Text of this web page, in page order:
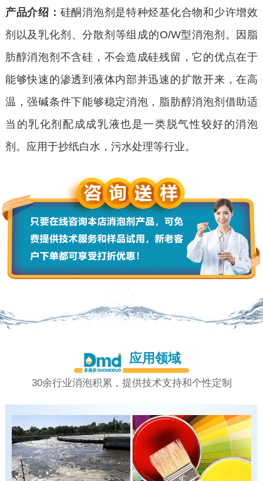
产品介绍： 硅酮消泡剂是特种烃基化合物和少许增效
剂以及乳化剂、分散剂等组成的O/W型消泡剂。因脂
肪醇消泡剂不含硅，不会造成硅残留，它的优点在于
能够快速的渗透到液体内部并迅速的扩散开来，在高
温，强碱条件下能够稳定消泡，脂肪醇消泡剂借助适
当的乳化剂配成成乳液也是一类脱气性较好的消泡
剂。应用于抄纸白水，污水处理等行业。
应用领域
30余行业消泡积累，提供技术支持和个性定制